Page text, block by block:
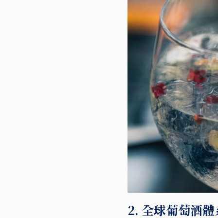
2. 全球葡萄酒體